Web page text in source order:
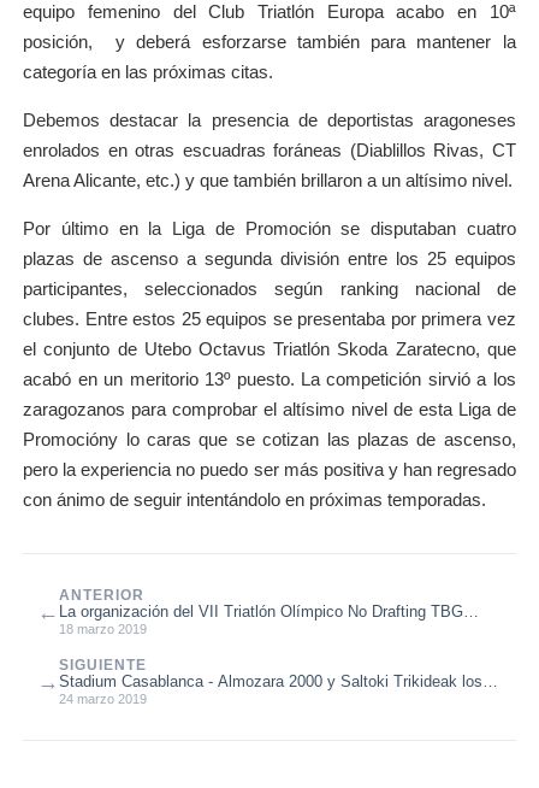
equipo femenino del Club Triatlón Europa acabo en 10ª
posición, y deberá esforzarse también para mantener la
categoría en las próximas citas.
Debemos destacar la presencia de deportistas aragoneses
enrolados en otras escuadras foráneas (Diablillos Rivas, CT
Arena Alicante, etc.) y que también brillaron a un altísimo nivel.
Por último en la Liga de Promoción se disputaban cuatro
plazas de ascenso a segunda división entre los 25 equipos
participantes, seleccionados según ranking nacional de
clubes. Entre estos 25 equipos se presentaba por primera vez
el conjunto de Utebo Octavus Triatlón Skoda Zaratecno, que
acabó en un meritorio 13º puesto. La competición sirvió a los
zaragozanos para comprobar el altísimo nivel de esta Liga de
Promocióny lo caras que se cotizan las plazas de ascenso,
pero la experiencia no puedo ser más positiva y han regresado
con ánimo de seguir intentándolo en próximas temporadas.
←
ANTERIOR
La organización del VII Triatlón Olímpico No Drafting TBG
comunica su suspensión...
18 marzo 2019
SIGUIENTE
Stadium Casablanca - Almozara 2000 y Saltoki Trikideak los
mejores equipos en Ma...
24 marzo 2019
→